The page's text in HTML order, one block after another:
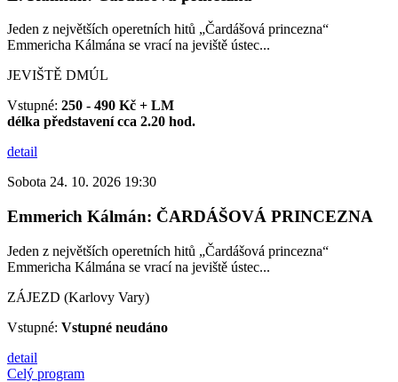
Jeden z největších operetních hitů „Čardášová princezna“
Emmericha Kálmána se vrací na jeviště ústec...
JEVIŠTĚ DMÚL
Vstupné: 250 - 490 Kč + LM
délka představení cca 2.20 hod.
detail
Sobota 24. 10. 2026 19:30
Emmerich Kálmán: ČARDÁŠOVÁ PRINCEZNA
Jeden z největších operetních hitů „Čardášová princezna“
Emmericha Kálmána se vrací na jeviště ústec...
ZÁJEZD (Karlovy Vary)
Vstupné: Vstupné neudáno
detail
Celý program